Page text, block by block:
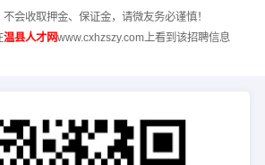
会收取押金、保证金，请微友务必谨慎！
温县人才网www.cxhzszy.com上看到该招聘信息